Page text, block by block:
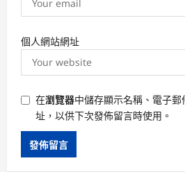
個人網站網址
在瀏覽器中儲存顯示名稱、電子
址，以供下次發佈留言時使用。